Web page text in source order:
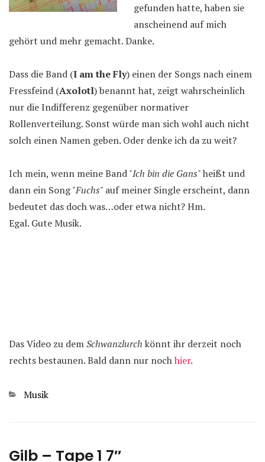
gefunden hatte, haben sie
anscheinend auf mich
gehört und mehr gemacht. Danke.
Dass die Band (I am the Fly) einen der Songs nach einem
Fressfeind (Axolotl) benannt hat, zeigt wahrscheinlich
nur die Indifferenz gegenüber normativer
Rollenverteilung. Sonst würde man sich wohl auch nicht
solch einen Namen geben. Oder denke ich da zu weit?
Ich mein, wenn meine Band "Ich bin die Gans" heißt und
dann ein Song "Fuchs" auf meiner Single erscheint, dann
bedeutet das doch was…oder etwa nicht? Hm.
Egal. Gute Musik.
Das Video zu demSchwanzlurch könnt ihr derzeit noch
rechts bestaunen. Bald dann nur nochhier.
Kategorien
Musik
Gilb – Tape 1 7″